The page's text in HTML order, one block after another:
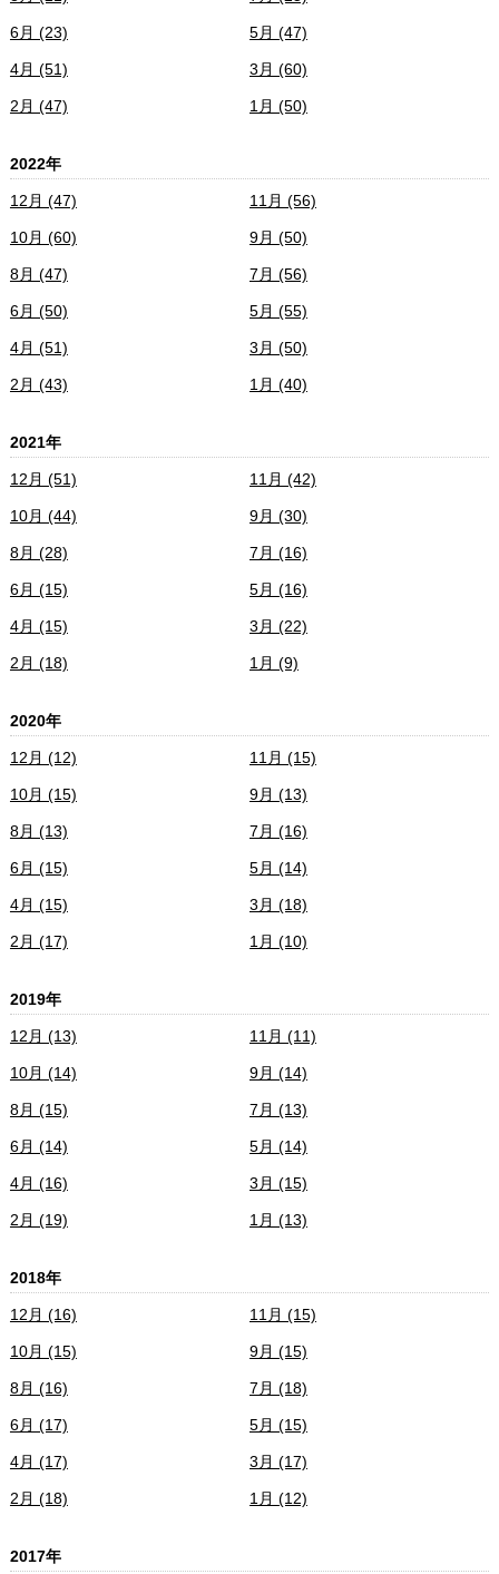
6月 (23) 5月 (47)
4月 (51) 3月 (60)
2月 (47) 1月 (50)
2022年
12月 (47) 11月 (56)
10月 (60) 9月 (50)
8月 (47) 7月 (56)
6月 (50) 5月 (55)
4月 (51) 3月 (50)
2月 (43) 1月 (40)
2021年
12月 (51) 11月 (42)
10月 (44) 9月 (30)
8月 (28) 7月 (16)
6月 (15) 5月 (16)
4月 (15) 3月 (22)
2月 (18) 1月 (9)
2020年
12月 (12) 11月 (15)
10月 (15) 9月 (13)
8月 (13) 7月 (16)
6月 (15) 5月 (14)
4月 (15) 3月 (18)
2月 (17) 1月 (10)
2019年
12月 (13) 11月 (11)
10月 (14) 9月 (14)
8月 (15) 7月 (13)
6月 (14) 5月 (14)
4月 (16) 3月 (15)
2月 (19) 1月 (13)
2018年
12月 (16) 11月 (15)
10月 (15) 9月 (15)
8月 (16) 7月 (18)
6月 (17) 5月 (15)
4月 (17) 3月 (17)
2月 (18) 1月 (12)
2017年